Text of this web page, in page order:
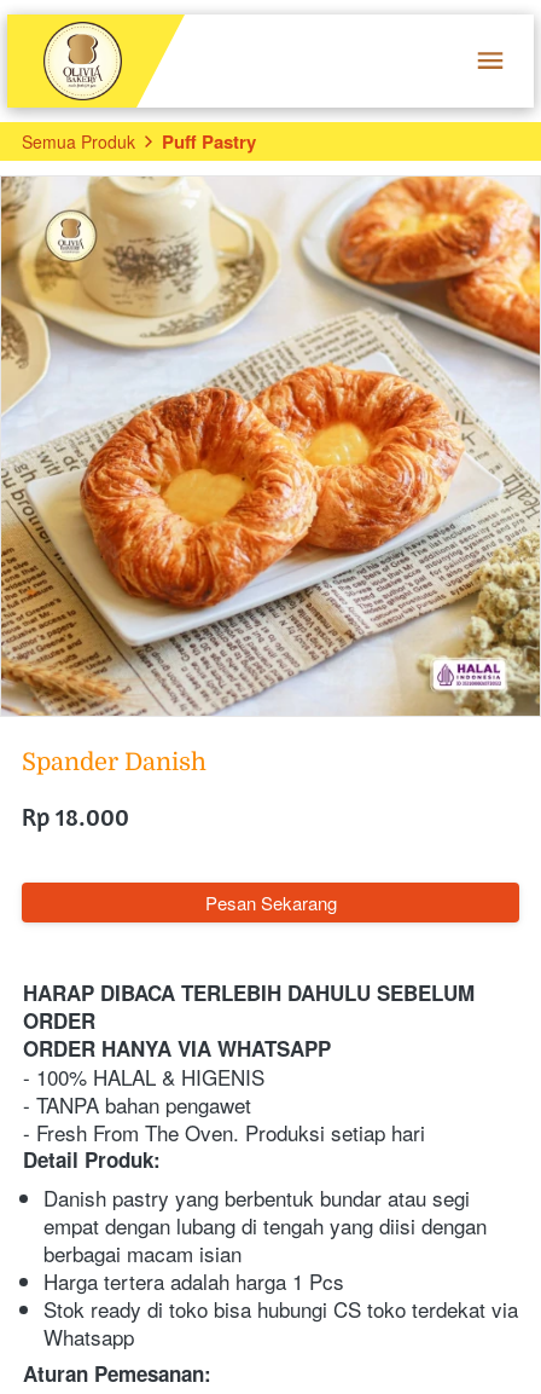
Semua Produk Puff Pastry
Spander Danish
Rp 18.000
`Pesan Sekarang
HARAP DIBACA TERLEBIH DAHULU SEBELUM
ORDER
ORDER HANYA VIA WHATSAPP
- 100% HALAL & HIGENIS
- TANPA bahan pengawet
- Fresh From The Oven. Produksi setiap hari
Detail Produk:
Danish pastry yang berbentuk bundar atau segi
empat dengan lubang di tengah yang diisi dengan
berbagai macam isian
Harga tertera adalah harga 1 Pcs
Stok ready di toko bisa hubungi CS toko terdekat via
Whatsapp
Aturan Pemesanan: